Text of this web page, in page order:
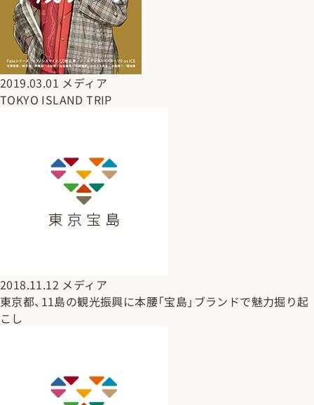
2019.03.01 メディア
TOKYO ISLAND TRIP
2018.11.12 メディア
東京都、11島の観光振興に本腰「宝島」ブランドで魅力掘り起
こし